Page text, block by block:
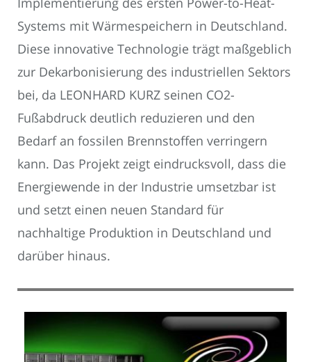
Systems mit Wärmespeichern in Deutschland.
Diese innovative Technologie trägt maßgeblich
zur Dekarbonisierung des industriellen Sektors
bei, da LEONHARD KURZ seinen CO2-
Fußabdruck deutlich reduzieren und den
Bedarf an fossilen Brennstoffen verringern
kann. Das Projekt zeigt eindrucksvoll, dass die
Energiewende in der Industrie umsetzbar ist
und setzt einen neuen Standard für
nachhaltige Produktion in Deutschland und
darüber hinaus.